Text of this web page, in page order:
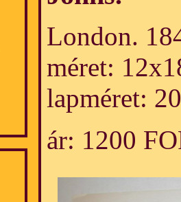
London.
méret:
lapméret:
ár: 1200